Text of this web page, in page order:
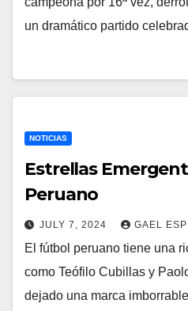
un dramático partido
NOTICIAS
Estrellas
Peruano
JULY 7, 2024 GAEL
El fútbol peruano tiene una
como Teófilo Cubillas y
dejado una marca